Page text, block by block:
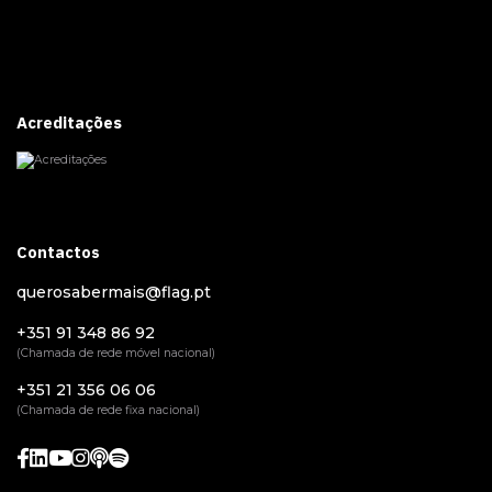
Acreditações
Contactos
querosabermais@flag.pt
+351 91 348 86 92
(Chamada de rede móvel nacional)
+351 21 356 06 06
(Chamada de rede fixa nacional)